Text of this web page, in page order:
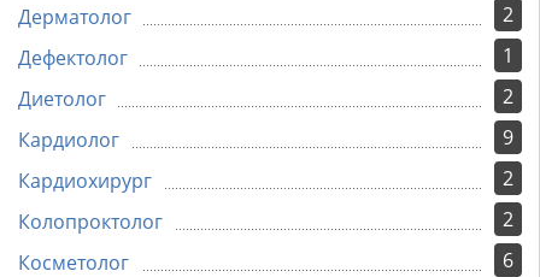
2
Дерматолог
1
Дефектолог
2
Диетолог
9
Кардиолог
2
Кардиохирург
2
Колопроктолог
6
Косметолог